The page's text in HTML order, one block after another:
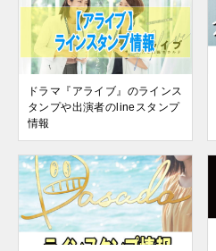
ドラマ『アライブ』のラインス
タンプや出演者のlineスタンプ
情報